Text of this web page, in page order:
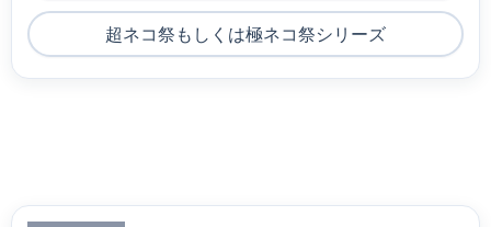
超ネコ祭もしくは極ネコ祭シリーズ